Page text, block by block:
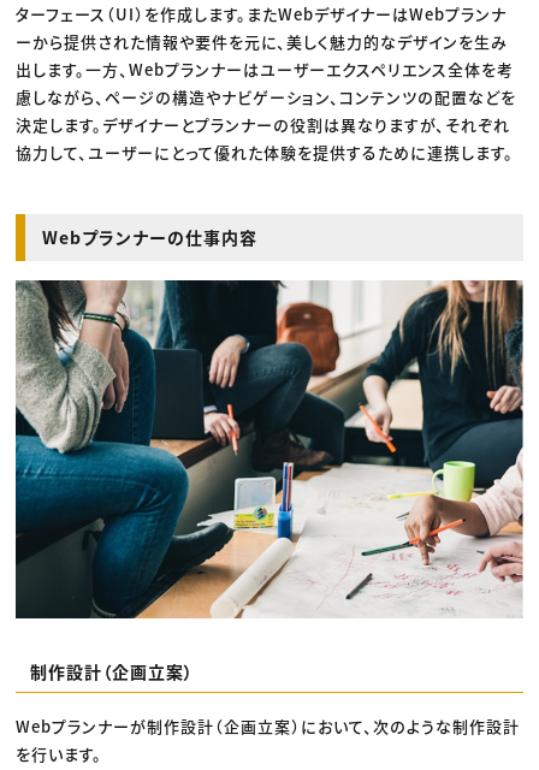
ターフェース（UI）を作成します。またWebデザイナーはWebプランナ
ーから提供された情報や要件を元に、美しく魅力的なデザインを生み
出します。一方、Webプランナーはユーザーエクスペリエンス全体を考
慮しながら、ページの構造やナビゲーション、コンテンツの配置などを
決定します。デザイナーとプランナーの役割は異なりますが、それぞれ
協力して、ユーザーにとって優れた体験を提供するために連携します。
Webプランナーの仕事内容
制作設計（企画立案）
Webプランナーが制作設計（企画立案）において、次のような制作設計
を行います。